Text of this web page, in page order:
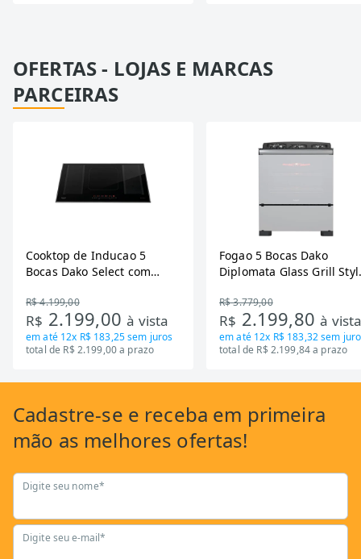
OFERTAS - LOJAS E MARCAS
PARCEIRAS
Cooktop de Inducao 5
Bocas Dako Select com
R$ 4.199,00
R$ 2.199,00à vista
em até 12x R$ 183,25sem juros
total de R$ 2.199,00 a prazo
Fogao 5 Bocas Dako
Diplomata Glass Grill
R$ 3.779,00
R$ 2.199,80à
em até 12x R$ 183,32sem
total de R$ 2.199,84 a prazo
Cadastre-se e receba em primeira
mão as melhores ofertas!
Digite seu nome*
Digite seu e-mail*